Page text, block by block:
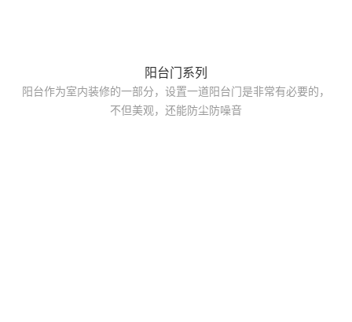
阳台门系列
阳台作为室内装修的一部分，设置一道阳台门是非常有必要的，
不但美观，还能防尘防噪音